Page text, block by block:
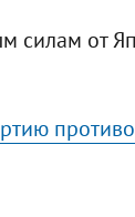
силам от